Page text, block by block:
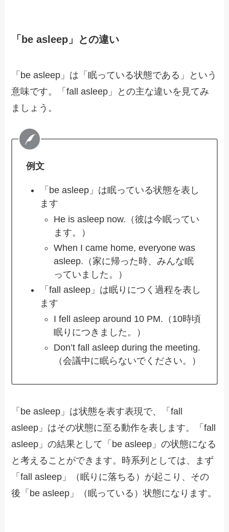
「be asleep」との違い
「be asleep」は「眠っている状態である」という
意味です。「fall asleep」との主な違いを見てみ
ましょう。
例文
「be asleep」は眠っている状態を表し
ます
He is asleep now.（彼は今眠ってい
ます。）
When I came home, everyone was
asleep.（家に帰った時、みんな眠
っていました。）
「fall asleep」は眠りにつく過程を表し
ます
I fell asleep around 10 PM.（10時頃
眠りにつきました。）
Don’t fall asleep during the meeting.
（会議中に眠らないでください。）
「be asleep」は状態を表す表現で、「fall
asleep」はその状態に至る動作を表します。「fall
asleep」の結果として「be asleep」の状態になる
と考えることができます。時系列としては、まず
「fall asleep」（眠りに落ちる）が起こり、その
後「be asleep」（眠っている）状態になります。